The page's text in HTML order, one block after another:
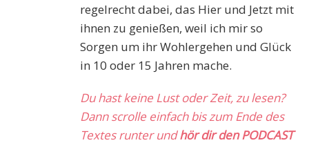
regelrecht dabei, das Hier und Jetzt mit
ihnen zu genießen, weil ich mir so
Sorgen um ihr Wohlergehen und Glück
in 10 oder 15 Jahren mache.
Du hast keine Lust oder Zeit, zu lesen?
Dann scrolle einfach bis zum Ende des
Textes runter undhör dir den PODCAST